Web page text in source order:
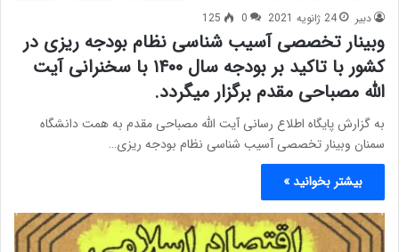
دبیر 24 ژانویه 2021 0
125
وبینار تخصصی آسیب شناسی نظام بودجه ریزی در
کشور با تاکید بر بودجه سال ۱۴۰۰ با سخنرانی آیت
الله مصباحی مقدم برگزار میگردد.
به گزارش پایگاه اطلاع رسانی آیت الله مصباحی مقدم به همت دانشگاه
سمنان وبینار تخصصی آسیب شناسی نظام بودجه ریزی…
بیشتر بخوانید »